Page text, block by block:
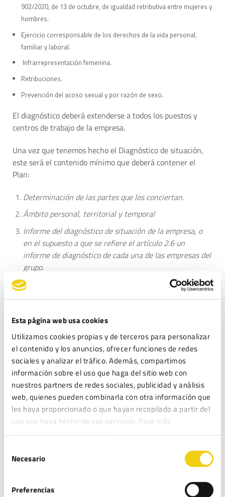
Esta página web usa cookies
Utilizamos cookies propias y de terceros para personalizar
el contenido y los anuncios, ofrecer funciones de redes
sociales y analizar el tráfico. Además, compartimos
información sobre el uso que haga del sitio web con
nuestros partners de redes sociales, publicidad y análisis
web, quienes pueden combinarla con otra información que
les haya proporcionado o que hayan recopilado a partir del
uso que haya hecho de sus servicios. Para más
información consulte nuestraPolítica de cookies.
Necesario
Preferencias
902/2020, de 13 de octubre, de igualdad retributiva entre mujeres y
hombres.
Ejercicio corresponsable de los derechos de la vida personal,
familiar y laboral.
Infrarrepresentación femenina.
Retribuciones.
Prevención del acoso sexual y por razón de sexo.
El diagnóstico deberá extenderse a todos los puestos y
centros de trabajo de la empresa.
Una vez que tenemos hecho el Diagnóstico de situación,
este será el contenido mínimo que deberá contener el
Plan:
Determinación de las partes que los conciertan.
Ámbito personal, territorial y temporal
Informe del diagnóstico de situación de la empresa, o
en el supuesto a que se refiere el artículo 2.6 un
informe de diagnóstico de cada una de las empresas del
grupo.
Resultados de la auditoría retributiva, así como su
vigencia y periodicidad en los términos establecidos en
igualdad retributiva entre mujeres y hombres.
Definición de objetivos cualitativos y cuantitativos del
plan de igualdad.
Descripción de medidas concretas, plazo de ejecución y
priorización de las mismas, así como diseño de
indicadores que permitan determinar la evolución de
cada medida.
Identificación de los medios y recursos, tanto
las medidas y objetivos.
seguimiento y evaluación de las medidas del plan de